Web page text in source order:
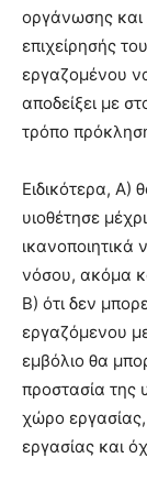
οργάνωσης και
επιχείρησής
εργαζομένου
αποδείξει με
τρόπο
Ειδικότερα, Α)
υιοθέτησε
ικανοποιητικά
νόσου, ακόμα
Β) ότι δεν
εργαζόμενου
εμβόλιο θα
προστασία της
χώρο
εργασίας και